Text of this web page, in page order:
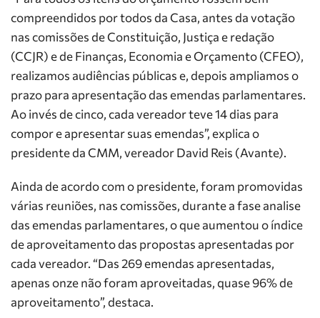
compreendidos por todos da Casa, antes da votação
nas comissões de Constituição, Justiça e redação
(CCJR) e de Finanças, Economia e Orçamento (CFEO),
realizamos audiências públicas e, depois ampliamos o
prazo para apresentação das emendas parlamentares.
Ao invés de cinco, cada vereador teve 14 dias para
compor e apresentar suas emendas”, explica o
presidente da CMM, vereador David Reis (Avante).
Ainda de acordo com o presidente, foram promovidas
várias reuniões, nas comissões, durante a fase analise
das emendas parlamentares, o que aumentou o índice
de aproveitamento das propostas apresentadas por
cada vereador. “Das 269 emendas apresentadas,
apenas onze não foram aproveitadas, quase 96% de
aproveitamento”, destaca.